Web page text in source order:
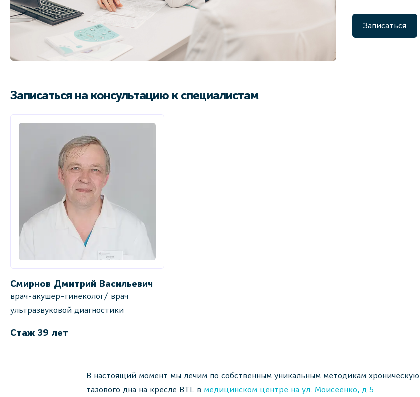
Записаться
Записаться на консультацию к специалистам
Смирнов Дмитрий Васильевич
врач-акушер-гинеколог/ врач
ультразвуковой диагностики
Стаж 39 лет
В настоящий момент мы лечим по собственным уникальным методикам
тазового дна на кресле BTL в медицинском центре на ул. Моисеенко, д.5